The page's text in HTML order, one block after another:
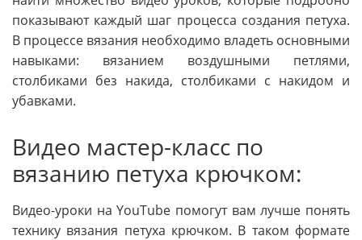
показывают каждый шаг процесса создания петуха.
В процессе вязания необходимо владеть основными
навыками: вязанием воздушными петлями,
столбиками без накида, столбиками с накидом и
убавками.
Видео мастер-класс по
вязанию петуха крючком:
Видео-уроки на YouTube помогут вам лучше понять
технику вязания петуха крючком. В таком формате